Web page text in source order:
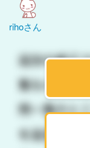
rihoさん